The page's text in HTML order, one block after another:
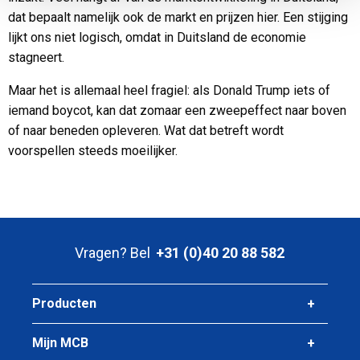
dat bepaalt namelijk ook de markt en prijzen hier. Een stijging
lijkt ons niet logisch, omdat in Duitsland de economie
stagneert.
Maar het is allemaal heel fragiel: als Donald Trump iets of
iemand boycot, kan dat zomaar een zweepeffect naar boven
of naar beneden opleveren. Wat dat betreft wordt
voorspellen steeds moeilijker.
Vragen? Bel +31 (0)40 20 88 582
Producten
Mijn MCB